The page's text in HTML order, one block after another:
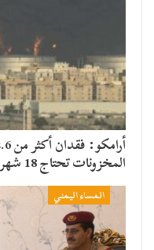
المخزونات تحتاج 18 شهرا
المساء اليمني